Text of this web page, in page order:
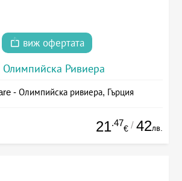
виж офертата
Олимпийска Ривиера
- Олимпийска ривиера, Гърция
21.47
€ / 42лв.